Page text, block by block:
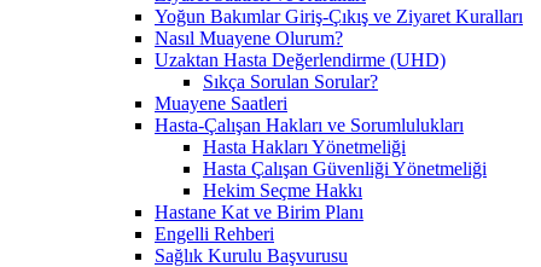
Yoğun Bakımlar Giriş-Çıkış ve Ziyaret Kuralları
Nasıl Muayene Olurum?
Uzaktan Hasta Değerlendirme (UHD)
Sıkça Sorulan Sorular?
Muayene Saatleri
Hasta-Çalışan Hakları ve Sorumlulukları
Hasta Hakları Yönetmeliği
Hasta Çalışan Güvenliği Yönetmeliği
Hekim Seçme Hakkı
Hastane Kat ve Birim Planı
Engelli Rehberi
Sağlık Kurulu Başvurusu